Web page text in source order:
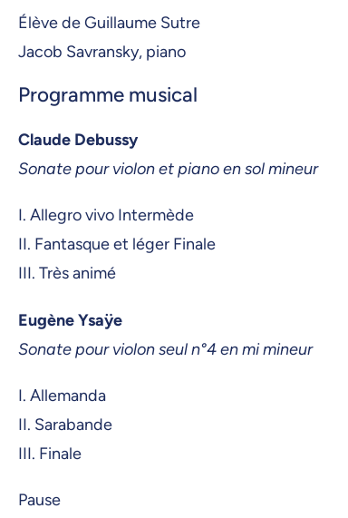
Élève de Guillaume Sutre
Jacob Savransky, piano
Programme musical
Claude Debussy
Sonate pour violon et piano en sol mineur
I. Allegro vivo Intermède
II. Fantasque et léger Finale
III. Très animé
Eugène Ysaÿe
Sonate pour violon seul n°4 en mi mineur
I. Allemanda
II. Sarabande
III. Finale
Pause